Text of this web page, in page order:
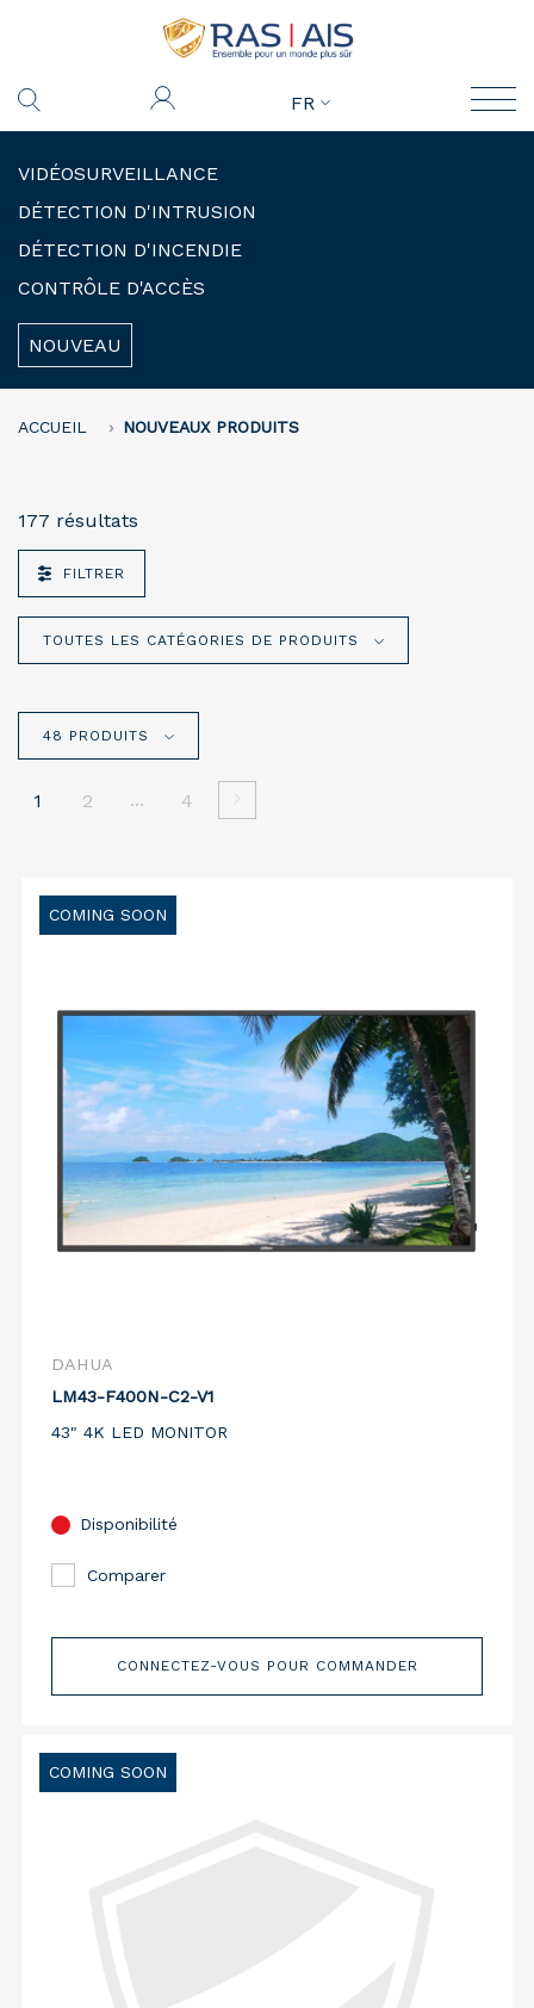
FR
VIDÉOSURVEILLANCE
DÉTECTION D'INTRUSION
DÉTECTION D'INCENDIE
CONTRÔLE D'ACCÈS
NOUVEAU
ACCUEIL NOUVEAUX PRODUITS
177 résultats
FILTRER
TOUTES LES CATÉGORIES DE PRODUITS
48 PRODUITS
1 2 ... 4
COMING SOON
DAHUA
LM43-F400N-C2-V1
43" 4K LED MONITOR
Disponibilité
Comparer
CONNECTEZ-VOUS POUR COMMANDER
COMING SOON